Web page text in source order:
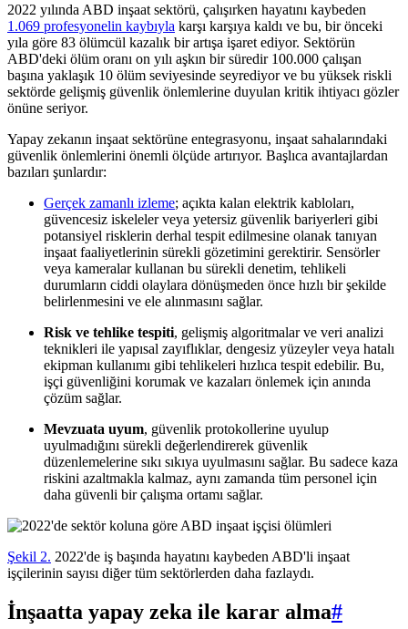
2022 yılında ABD inşaat sektörü, çalışırken hayatını kaybeden
1.069 profesyonelin kaybıyla karşı karşıya kaldı ve bu, bir önceki
yıla göre 83 ölümcül kazalık bir artışa işaret ediyor. Sektörün
ABD'deki ölüm oranı on yılı aşkın bir süredir 100.000 çalışan
başına yaklaşık 10 ölüm seviyesinde seyrediyor ve bu yüksek riskli
sektörde gelişmiş güvenlik önlemlerine duyulan kritik ihtiyacı gözler
önüne seriyor.
Yapay zekanın inşaat sektörüne entegrasyonu, inşaat sahalarındaki
güvenlik önlemlerini önemli ölçüde artırıyor. Başlıca avantajlardan
bazıları şunlardır:
Gerçek zamanlı izleme; açıkta kalan elektrik kabloları,
güvencesiz iskeleler veya yetersiz güvenlik bariyerleri gibi
potansiyel risklerin derhal tespit edilmesine olanak tanıyan
inşaat faaliyetlerinin sürekli gözetimini gerektirir. Sensörler
veya kameralar kullanan bu sürekli denetim, tehlikeli
durumların ciddi olaylara dönüşmeden önce hızlı bir şekilde
belirlenmesini ve ele alınmasını sağlar.
Risk ve tehlike tespiti, gelişmiş algoritmalar ve veri analizi
teknikleri ile yapısal zayıflıklar, dengesiz yüzeyler veya hatalı
ekipman kullanımı gibi tehlikeleri hızlıca tespit edebilir. Bu,
işçi güvenliğini korumak ve kazaları önlemek için anında
çözüm sağlar.
Mevzuata uyum, güvenlik protokollerine uyulup
uyulmadığını sürekli değerlendirerek güvenlik
düzenlemelerine sıkı sıkıya uyulmasını sağlar. Bu sadece kaza
riskini azaltmakla kalmaz, aynı zamanda tüm personel için
daha güvenli bir çalışma ortamı sağlar.
Şekil 2. 2022'de iş başında hayatını kaybeden ABD'li inşaat
işçilerinin sayısı diğer tüm sektörlerden daha fazlaydı.
İnşaatta yapay zeka ile karar alma#